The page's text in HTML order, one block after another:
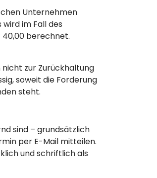
Unternehmen
im Fall des
40,00 berechnet.
zur Zurückhaltung
soweit die Forderung
steht.
sind – grundsätzlich
per E-Mail mitteilen.
und schriftlich als